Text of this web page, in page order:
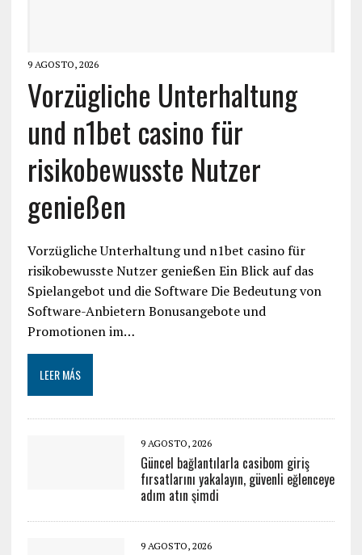
9 AGOSTO, 2026
Vorzügliche Unterhaltung
und n1bet casino für
risikobewusste Nutzer
genießen
Vorzügliche Unterhaltung und n1bet casino für
risikobewusste Nutzer genießen Ein Blick auf das
Spielangebot und die Software Die Bedeutung von
Software-Anbietern Bonusangebote und
Promotionen im…
LEER MÁS
9 AGOSTO, 2026
Güncel bağlantılarla casibom giriş
fırsatlarını yakalayın, güvenli eğlenceye
adım atın şimdi
9 AGOSTO, 2026